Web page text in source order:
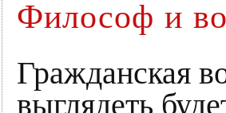
Философ и
Гражданская
выглядеть